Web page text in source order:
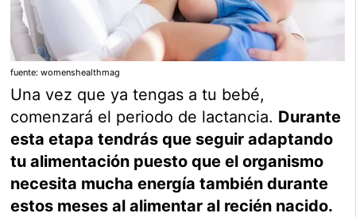
fuente: womenshealthmag
Una vez que ya tengas a tu bebé,
comenzará el periodo de lactancia. Durante
esta etapa tendrás que seguir adaptando
tu alimentación puesto que el organismo
necesita mucha energía también durante
estos meses al alimentar al recién nacido.